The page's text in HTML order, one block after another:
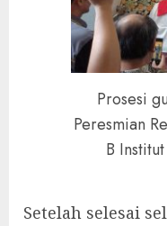
Prosesi
Peresmian
B
Setelah selesai